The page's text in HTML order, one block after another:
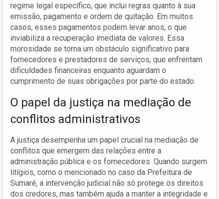
regime legal específico, que inclui regras quanto à sua
emissão, pagamento e ordem de quitação. Em muitos
casos, esses pagamentos podem levar anos, o que
inviabiliza a recuperação imediata de valores. Essa
morosidade se torna um obstáculo significativo para
fornecedores e prestadores de serviços, que enfrentam
dificuldades financeiras enquanto aguardam o
cumprimento de suas obrigações por parte do estado.
O papel da justiça na mediação de
conflitos administrativos
A justiça desempenha um papel crucial na mediação de
conflitos que emergem das relações entre a
administração pública e os fornecedores. Quando surgem
litígios, como o mencionado no caso da Prefeitura de
Sumaré, a intervenção judicial não só protege os direitos
dos credores, mas também ajuda a manter a integridade e